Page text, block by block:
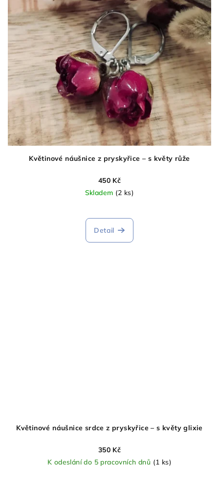
hvězdiček.
Květinové náušnice z pryskyřice – s květy růže
450 Kč
Skladem (2 ks)
hodnocení
produktu
Detail
Květinové náušnice srdce z pryskyřice – s květy glixie
350 Kč
K odeslání do 5 pracovních dnů (1 ks)